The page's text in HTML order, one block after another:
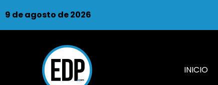
9 de agosto de 2026
INICIO